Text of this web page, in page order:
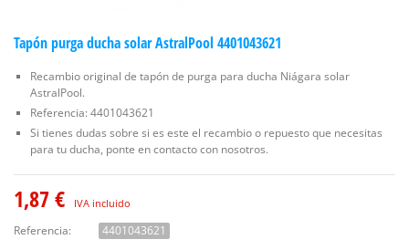
Tapón purga ducha solar AstralPool 4401043621
Recambio original de tapón de purga para ducha Niágara solar
AstralPool.
Referencia: 4401043621
Si tienes dudas sobre si es este el recambio o repuesto que necesitas
para tu ducha, ponte en contacto con nosotros.
1,87 € IVA incluido
Referencia: 4401043621